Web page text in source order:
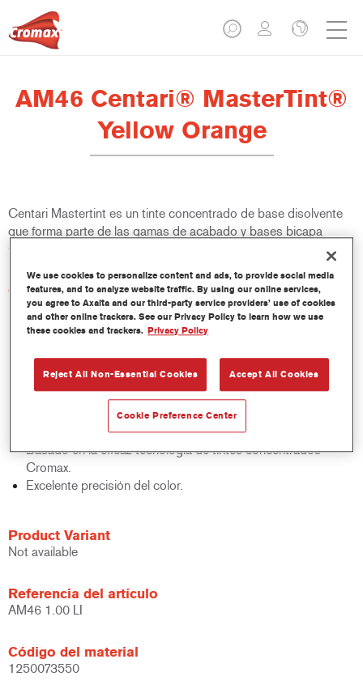
AM46 Centari® MasterTint®
Yellow Orange
Centari Mastertint es un tinte concentrado de base disolvente
que forma parte de las gamas de acabado y bases bicapa
Centari.
Características del producto
Sistema de pintado de base disolvente, único por su
versatilidad y facilidad de uso.
calidades de base disolvente: medios y altos sólidos,
acabados y bases bicapa.
Rápido control de stocks.
Ahorra espacio de almacenamiento.
Basado en la eficaz tecnología de tintes concentrados
Cromax.
Excelente precisión del color.
Product Variant
Not available
Referencia del artículo
AM46 1.00 LI
Código del material
1250073550
We use cookies to personalize content and ads, to provide social media
features, and to analyze website traffic. By using our online services,
you agree to Axalta and our third-party service providers’ use of cookies
and other online trackers. See our Privacy Policy to learn how we use
these cookies and trackers. Privacy Policy
Reject All Non-Essential Cookies Accept All Cookies
Cookie Preference Center